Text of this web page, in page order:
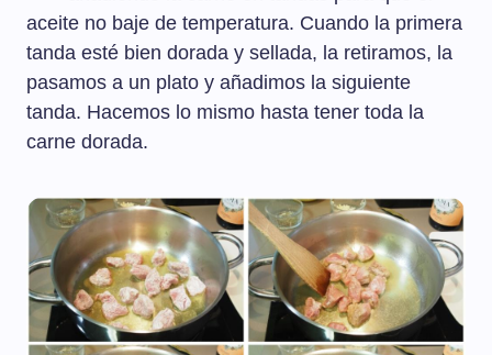
aceite no baje de temperatura. Cuando la primera
tanda esté bien dorada y sellada, la retiramos, la
pasamos a un plato y añadimos la siguiente
tanda. Hacemos lo mismo hasta tener toda la
carne dorada.